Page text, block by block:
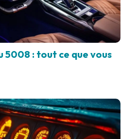
5008 : tout ce que vous